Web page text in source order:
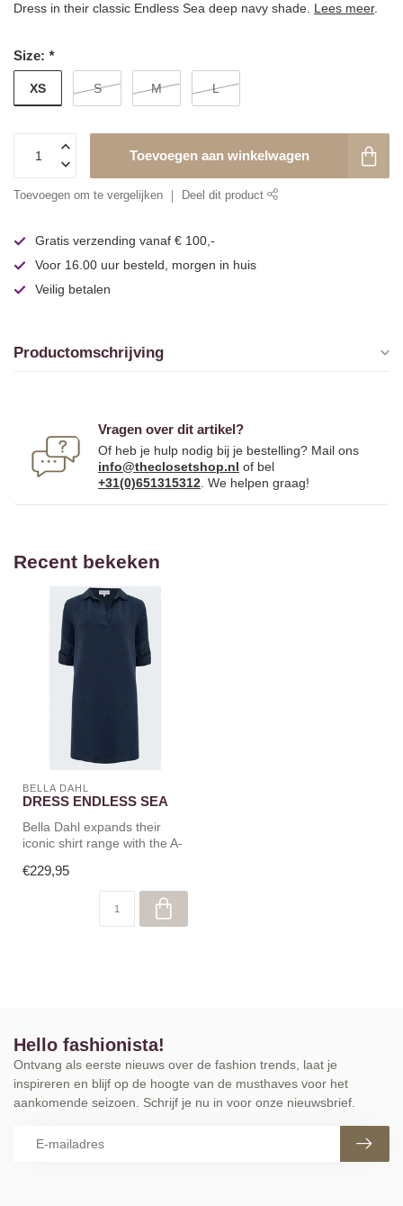
Dress in their classic Endless Sea deep navy shade. Lees meer.
Size: *
XS S M L
Toevoegen aan winkelwagen
Toevoegen om te vergelijken Deel dit product
Gratis verzending vanaf € 100,-
Voor 16.00 uur besteld, morgen in huis
Veilig betalen
Productomschrijving
Vragen over dit artikel?
Of heb je hulp nodig bij je bestelling? Mail ons
info@theclosetshop.nl of bel
+31(0)651315312 . We helpen graag!
Recent bekeken
BELLA DAHL
DRESS ENDLESS SEA
Bella Dahl expands their
iconic shirt range with the A-
€229,95
Hello fashionista!
Ontvang als eerste nieuws over de fashion trends, laat je
inspireren en blijf op de hoogte van de musthaves voor het
aankomende seizoen. Schrijf je nu in voor onze nieuwsbrief.